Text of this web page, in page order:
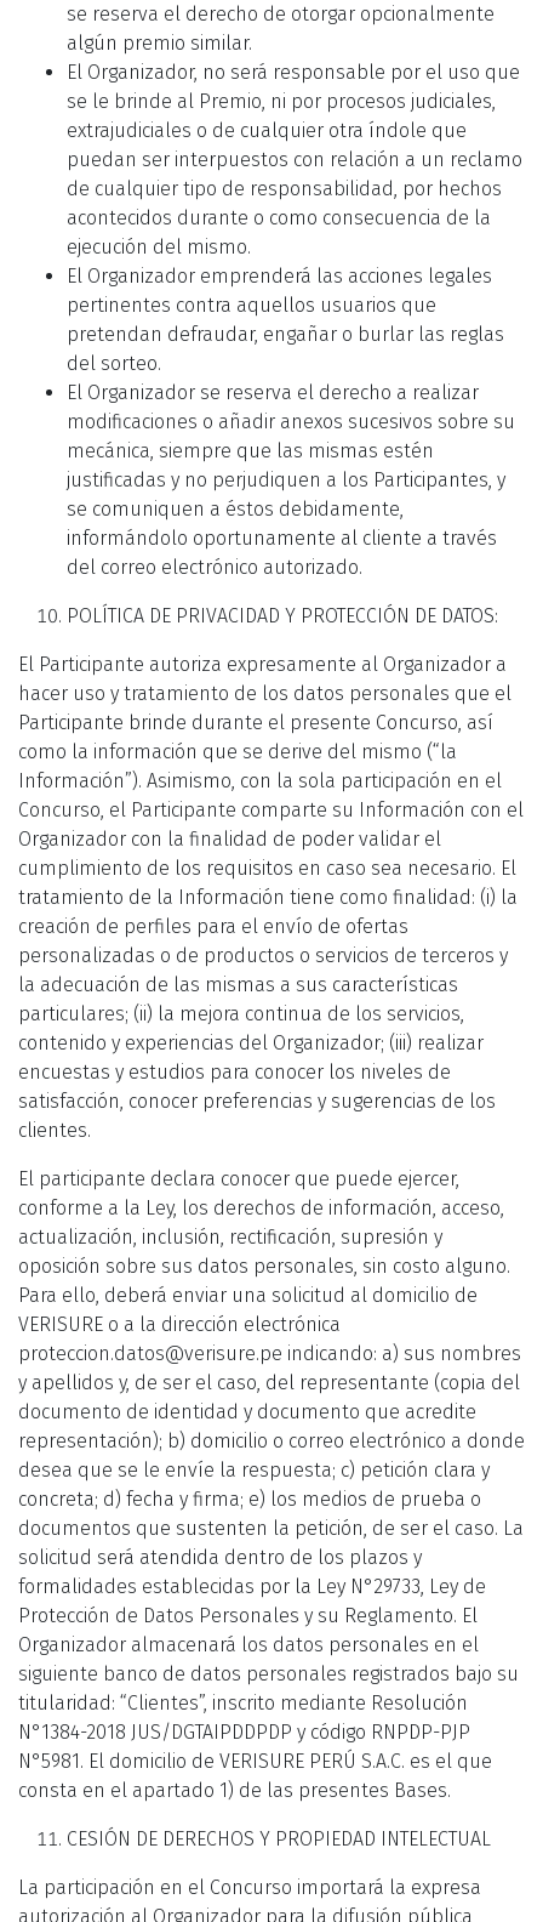
se reserva el derecho de otorgar opcionalmente
algún premio similar.
El Organizador, no será responsable por el uso que
se le brinde al Premio, ni por procesos judiciales,
extrajudiciales o de cualquier otra índole que
puedan ser interpuestos con relación a un reclamo
de cualquier tipo de responsabilidad, por hechos
acontecidos durante o como consecuencia de la
ejecución del mismo.
El Organizador emprenderá las acciones legales
pertinentes contra aquellos usuarios que
pretendan defraudar, engañar o burlar las reglas
del sorteo.
El Organizador se reserva el derecho a realizar
modificaciones o añadir anexos sucesivos sobre su
mecánica, siempre que las mismas estén
justificadas y no perjudiquen a los Participantes, y
se comuniquen a éstos debidamente,
informándolo oportunamente al cliente a través
del correo electrónico autorizado.
POLÍTICA DE PRIVACIDAD Y PROTECCIÓN DE DATOS:
El Participante autoriza expresamente al Organizador a
hacer uso y tratamiento de los datos personales que el
Participante brinde durante el presente Concurso, así
como la información que se derive del mismo (“la
Información”). Asimismo, con la sola participación en el
Concurso, el Participante comparte su Información con el
Organizador con la finalidad de poder validar el
cumplimiento de los requisitos en caso sea necesario. El
tratamiento de la Información tiene como finalidad: (i) la
creación de perfiles para el envío de ofertas
personalizadas o de productos o servicios de terceros y
la adecuación de las mismas a sus características
particulares; (ii) la mejora continua de los servicios,
contenido y experiencias del Organizador; (iii) realizar
encuestas y estudios para conocer los niveles de
satisfacción, conocer preferencias y sugerencias de los
clientes.
El participante declara conocer que puede ejercer,
conforme a la Ley, los derechos de información, acceso,
actualización, inclusión, rectificación, supresión y
oposición sobre sus datos personales, sin costo alguno.
Para ello, deberá enviar una solicitud al domicilio de
VERISURE o a la dirección electrónica
proteccion.datos@verisure.pe indicando: a) sus nombres
y apellidos y, de ser el caso, del representante (copia del
documento de identidad y documento que acredite
representación); b) domicilio o correo electrónico a donde
desea que se le envíe la respuesta; c) petición clara y
concreta; d) fecha y firma; e) los medios de prueba o
documentos que sustenten la petición, de ser el caso. La
solicitud será atendida dentro de los plazos y
formalidades establecidas por la Ley N°29733, Ley de
Protección de Datos Personales y su Reglamento. El
Organizador almacenará los datos personales en el
siguiente banco de datos personales registrados bajo su
titularidad: “Clientes”, inscrito mediante Resolución
N°1384-2018 JUS/DGTAIPDDPDP y código RNPDP-PJP
N°5981. El domicilio de VERISURE PERÚ S.A.C. es el que
consta en el apartado 1) de las presentes Bases.
CESIÓN DE DERECHOS Y PROPIEDAD INTELECTUAL
La participación en el Concurso importará la expresa
autorización al Organizador para la difusión pública,